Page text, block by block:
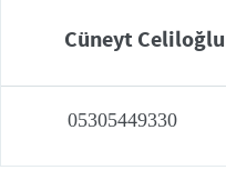
Cüneyt Celiloğlu
05305449330